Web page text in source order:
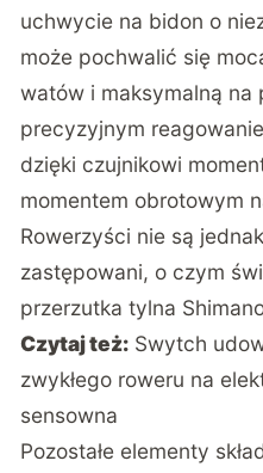
uchwycie na bidon o
może pochwalić się
watów i maksymalną na
precyzyjnym
dzięki czujnikowi
momentem obrotowym
Rowerzyści nie są
zastępowani, o czym
przerzutka tylna
Czytaj też: Swytch
zwykłego roweru na
sensowna
Pozostałe elementy